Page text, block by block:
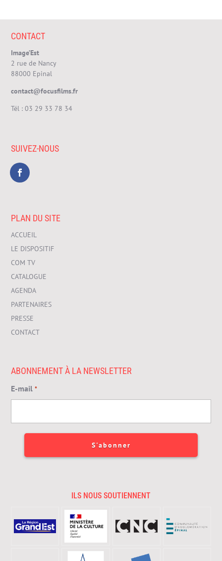
CONTACT
Image’Est
2 rue de Nancy
88000 Epinal
contact@focusfilms.fr
Tél :03 29 33 78 34
SUIVEZ-NOUS
PLAN DU SITE
ACCUEIL
LE DISPOSITIF
COM TV
CATALOGUE
AGENDA
PARTENAIRES
PRESSE
CONTACT
ABONNEMENT À LA NEWSLETTER
E-mail *
ILS NOUS SOUTIENNENT